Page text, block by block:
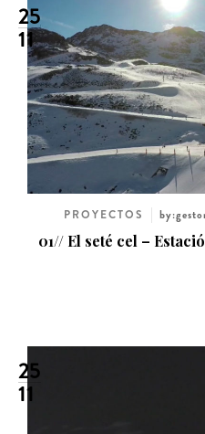
25
11
PROYECTOS
01// El seté cel –
25
11